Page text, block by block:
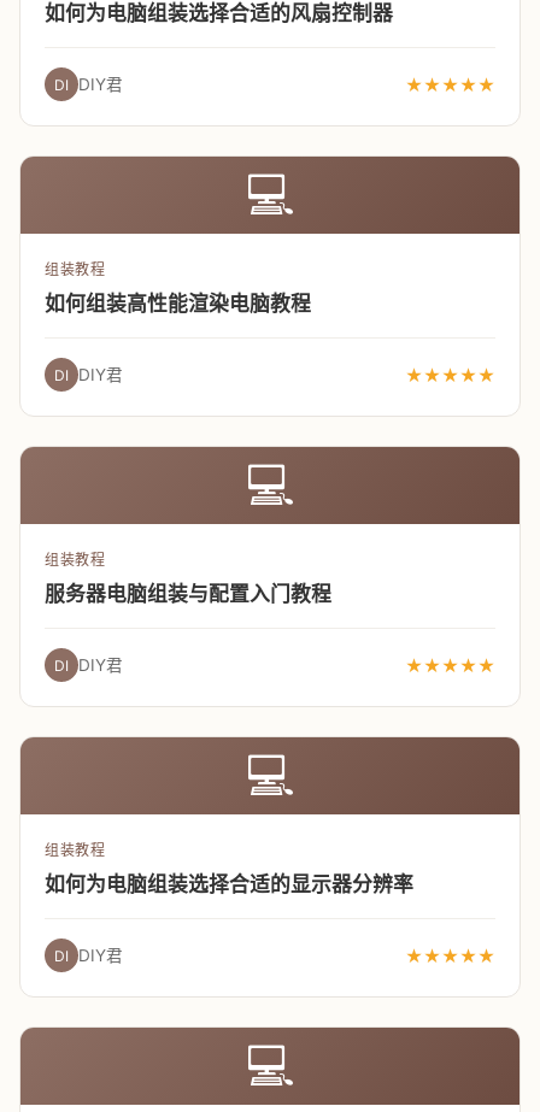
如何为电脑组装选择合适的风扇控制器
DI DIY君 ★★★★★
💻
组装教程
如何组装高性能渲染电脑教程
DI DIY君 ★★★★★
💻
组装教程
服务器电脑组装与配置入门教程
DI DIY君 ★★★★★
💻
组装教程
如何为电脑组装选择合适的显示器分辨率
DI DIY君 ★★★★★
💻